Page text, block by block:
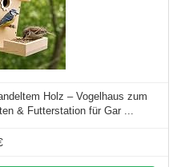
Holz – Vogelhaus zum
& Futterstation für Gar ...